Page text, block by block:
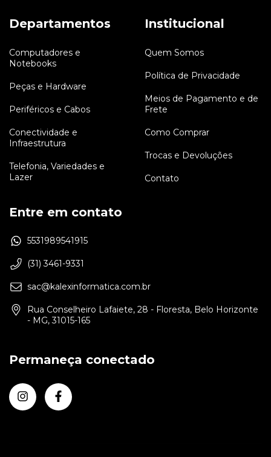
Departamentos
Computadores e
Notebooks
Peças e Hardware
Periféricos e Cabos
Conectividade e
Infraestrutura
Telefonia, Variedades e
Lazer
Institucional
Quem Somos
Política de Privacidade
Meios de Pagamento e de
Frete
Como Comprar
Trocas e Devoluções
Contato
Entre em contato
5531989541915
(31) 3461-9331
sac@kalexinformatica.com.br
Rua Conselheiro Lafaiete, 28 - Floresta, Belo Horizonte
- MG, 31015-165
Permaneça conectado